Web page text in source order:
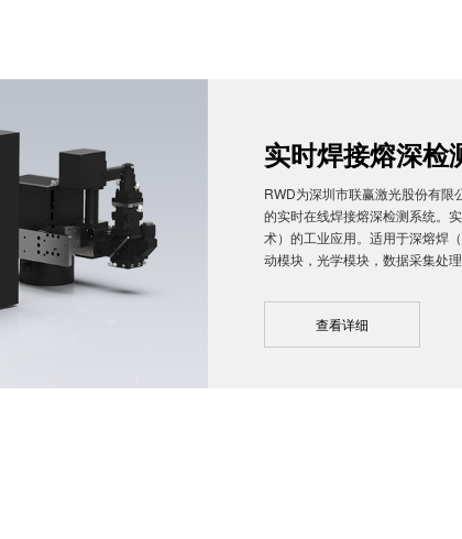
实时焊接熔深检
RWD为深圳市联赢激光股份有
的实时在线焊接熔深检测系统。
术）的工业应用。适用于深熔焊
动模块，光学模块，数据采集处理
查看详细